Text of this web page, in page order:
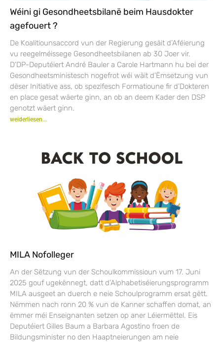
Wéini gi Gesondheetsbilanë beim Hausdokter
agefouert ?
De Koalitiounsaccord vun der Regierung gesäit d’Aféierung
vu reegelméissege Gesondheetsbilanen ab 30 Joer vir.
D’DP-Deputéiert André Bauler a Carole Hartmann hu bei der
Gesondheetsministesch nogefrot wéi wäit d’Ëmsetzung vun
dëser Initiative ass, ob spezifesch Formatioune fir d’Dokteren
en place gesat wäerte ginn, an ob an deem Kader den DSP
genotzt wäert ginn.
weiderliesen...
MILA Nofolleger
An der Sëtzung vun der Schoulkommissioun vum 17. Juni
2025 gouf ugekënnegt, datt d’Alphabetiséierungsprogramm
MILA ausgeet an duerch e neie Schoulprogramm ersat gëtt.
Nëmmen nach ronn 20 % vun de Kanner schaffen domat, an
ëmmer méi Enseignanten setzen op aner Léiermëttel. Eis
Deputéiert Gilles Baum a Barbara Agostino froen de
Bildungsminister no den Haaptneierungen am neie